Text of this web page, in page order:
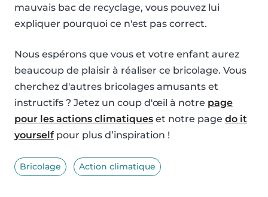
mauvais bac de recyclage, vous pouvez lui
expliquer pourquoi ce n'est pas correct.
Nous espérons que vous et votre enfant aurez
beaucoup de plaisir à réaliser ce bricolage. Vous
cherchez d'autres bricolages amusants et
instructifs ? Jetez un coup d'œil à notre page
pour les actions climatiques et notre page do it
yourselfpour plus d’inspiration !
Bricolage Action climatique